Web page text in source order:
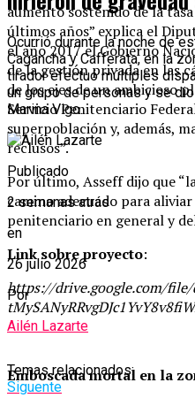
aumento sostenido de la
últimos años” explica el
el año 2017 el Gobierno
de la gestión privada en las
de los ejes de un ambicioso
Servicio Penitenciario
superpoblación y, además,
reclusos”.
Por último, Asseff dijo que
camino adecuado para
penitenciario en general y
Link sobre proyecto:
https://drive.google.com/file/
Temas relacionados:
Siguente
Ocurrió durante la noche de
Cagancha y Cafferata, en la
tirador efectuó múltiples
un grupo de personas y se
Marina Vigo.
Publicado
2 semanas atrás
en
26 julio 2026
Por
Ailén Lazarte
Emboscada mortal en la